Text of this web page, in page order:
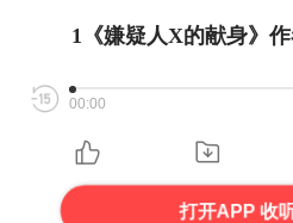
1《嫌疑人X的献身》
00:00
打开APP 收